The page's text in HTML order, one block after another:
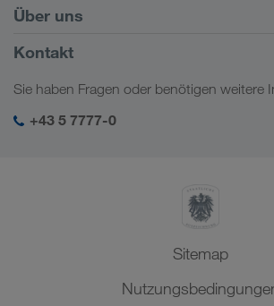
Kundenportal CONNECT
Digitale Lösungen
Branchenlösungen
Europa
Kaukasus
Zentralasien
Naher Osten
Über uns
Firmeninformation
Soziale Verantwortung
SHEQ-Management
Kontakt
Sie haben Fragen oder benötigen weitere
+43 5 7777-0
Sitemap